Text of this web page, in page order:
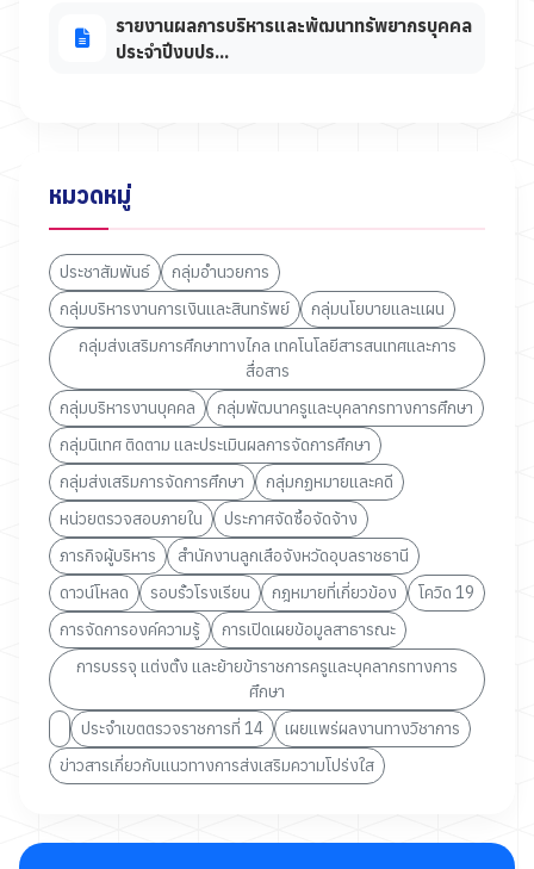
รายงานผลการบริหารและพัฒนาทรัพยากรบุคคล
ประจำปีงบปร...
หมวดหมู่
ประชาสัมพันธ์
กลุ่มอำนวยการ
กลุ่มบริหารงานการเงินและสินทรัพย์
กลุ่มนโยบายและแผน
กลุ่มส่งเสริมการศึกษาทางไกล เทคโนโลยีสารสนเทศและการ
สื่อสาร
กลุ่มบริหารงานบุคคล
กลุ่มพัฒนาครูและบุคลากรทางการศึกษา
กลุ่มนิเทศ ติดตาม และประเมินผลการจัดการศึกษา
กลุ่มส่งเสริมการจัดการศึกษา
กลุ่มกฏหมายและคดี
หน่วยตรวจสอบภายใน
ประกาศจัดซื้อจัดจ้าง
ภารกิจผู้บริหาร
สำนักงานลูกเสือจังหวัดอุบลราชธานี
ดาวน์โหลด
รอบรั้วโรงเรียน กฎหมายที่เกี่ยวข้อง
โควิด 19
การจัดการองค์ความรู้
การเปิดเผยข้อมูลสาธารณะ
การบรรจุ แต่งตั้ง และย้ายข้าราชการครูและบุคลากรทางการ
ศึกษา
ประจำเขตตรวจราชการที่ 14
เผยแพร่ผลงานทางวิชาการ
ข่าวสารเกี่ยวกับแนวทางการส่งเสริมความโปร่งใส